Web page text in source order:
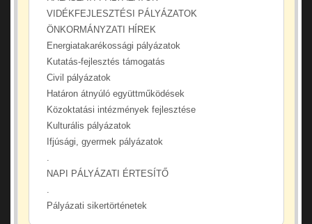
VIDÉKFEJLESZTÉSI PÁLYÁZATOK
ÖNKORMÁNYZATI HÍREK
Energiatakarékossági pályázatok
Kutatás-fejlesztés támogatás
Civil pályázatok
Határon átnyúló együttműködések
Közoktatási intézmények fejlesztése
Kulturális pályázatok
Ifjúsági, gyermek pályázatok
.
NAPI PÁLYÁZATI ÉRTESÍTŐ
.
Pályázati sikertörténetek